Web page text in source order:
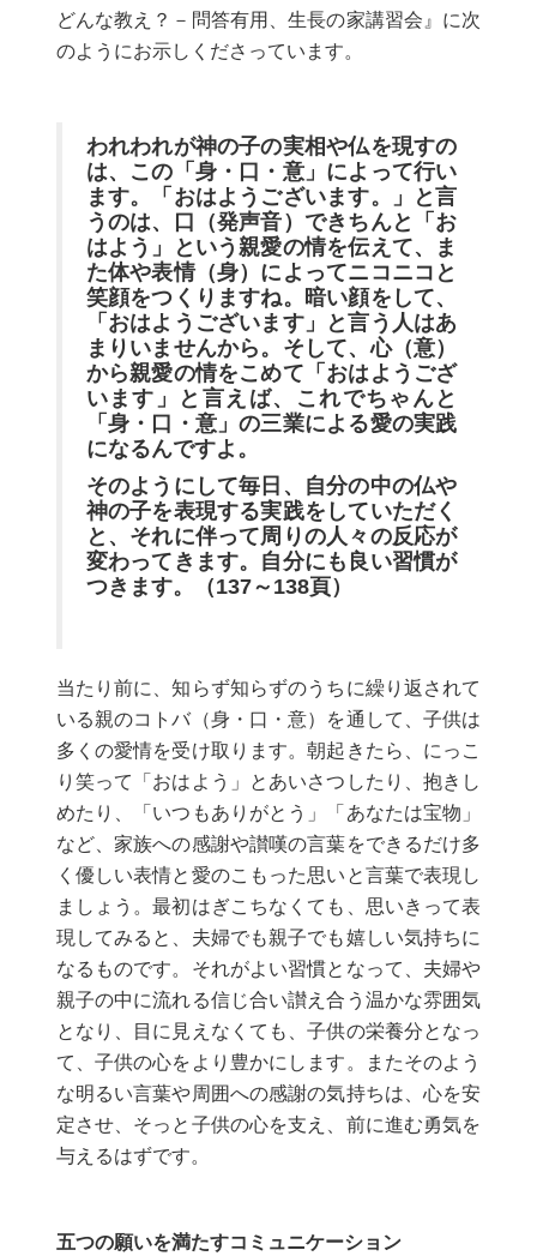
どんな教え？－問答有用、生長の家講習会』に次
のようにお示しくださっています。
われわれが神の子の実相や仏を現すの
は、この「身・口・意」によって行い
ます。「おはようございます。」と言
うのは、口（発声音）できちんと「お
はよう」という親愛の情を伝えて、ま
た体や表情（身）によってニコニコと
笑顔をつくりますね。暗い顔をして、
「おはようございます」と言う人はあ
まりいませんから。そして、心（意）
から親愛の情をこめて「おはようござ
います」と言えば、これでちゃんと
「身・口・意」の三業による愛の実践
になるんですよ。
そのようにして毎日、自分の中の仏や
神の子を表現する実践をしていただく
と、それに伴って周りの人々の反応が
変わってきます。自分にも良い習慣が
つきます。（137～138頁）
当たり前に、知らず知らずのうちに繰り返されて
いる親のコトバ（身・口・意）を通して、子供は
多くの愛情を受け取ります。朝起きたら、にっこ
り笑って「おはよう」とあいさつしたり、抱きし
めたり、「いつもありがとう」「あなたは宝物」
など、家族への感謝や讃嘆の言葉をできるだけ多
く優しい表情と愛のこもった思いと言葉で表現し
ましょう。最初はぎこちなくても、思いきって表
現してみると、夫婦でも親子でも嬉しい気持ちに
なるものです。それがよい習慣となって、夫婦や
親子の中に流れる信じ合い讃え合う温かな雰囲気
となり、目に見えなくても、子供の栄養分となっ
て、子供の心をより豊かにします。またそのよう
な明るい言葉や周囲への感謝の気持ちは、心を安
定させ、そっと子供の心を支え、前に進む勇気を
与えるはずです。
五つの願いを満たすコミュニケーション